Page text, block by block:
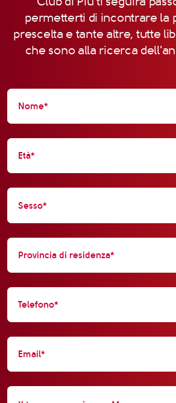
permetterti di incontrare la
prescelta e tante altre, tutte
che sono alla ricerca